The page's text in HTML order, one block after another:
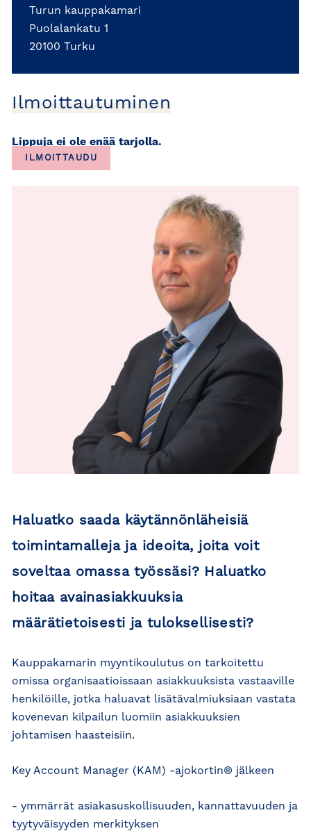
Turun kauppakamari
Puolalankatu 1
20100 Turku
Ilmoittautuminen
Lippuja ei ole enää tarjolla.
ILMOITTAUDU
Haluatko saada käytännönläheisiä
toimintamalleja ja ideoita, joita voit
soveltaa omassa työssäsi? Haluatko
hoitaa avainasiakkuuksia
määrätietoisesti ja tuloksellisesti?
Kauppakamarin myyntikoulutus on tarkoitettu
omissa organisaatioissaan asiakkuuksista vastaaville
henkilöille, jotka haluavat lisätävalmiuksiaan vastata
kovenevan kilpailun luomiin asiakkuuksien
johtamisen haasteisiin.
Key Account Manager (KAM) -ajokortin® jälkeen
- ymmärrät asiakasuskollisuuden, kannattavuuden ja
tyytyväisyyden merkityksen